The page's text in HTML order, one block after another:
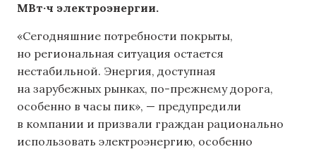
МВт·ч электроэнергии.
«Сегодняшние потребности покрыты,
но региональная ситуация остается
нестабильной. Энергия, доступная
на зарубежных рынках, по-прежнему дорога,
особенно в часы пик», — предупредили
в компании и призвали граждан рационально
использовать электроэнергию, особенно